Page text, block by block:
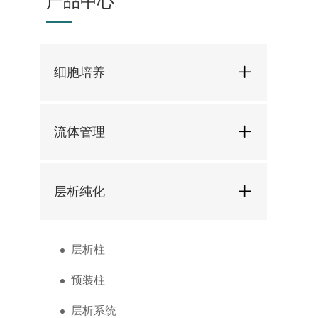
细胞培养
流体管理
层析纯化
层析柱
预装柱
层析系统